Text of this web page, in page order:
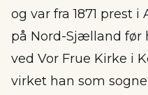
og var fra 1871 prest
på Nord-Sjælland før
ved Vor Frue Kirke i
virket han som